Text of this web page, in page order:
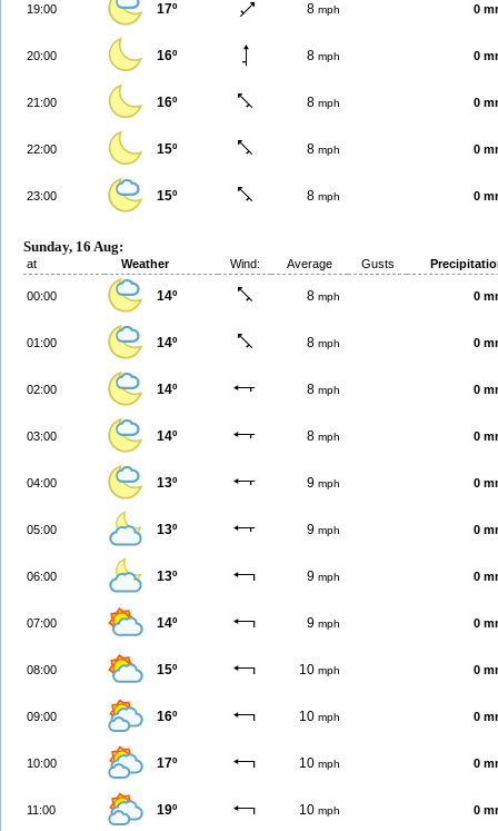
19:00 17º 8 mph 0
20:00 16º 8 mph 0
21:00 16º 8 mph 0
22:00 15º 8 mph 0
23:00 15º 8 mph 0
Sunday, 16 Aug:
at Weather Wind: Average Gusts
00:00 14º 8 mph 0
01:00 14º 8 mph 0
02:00 14º 8 mph 0
03:00 14º 8 mph 0
04:00 13º 9 mph 0
05:00 13º 9 mph 0
06:00 13º 9 mph 0
07:00 14º 9 mph 0
08:00 15º 10 mph 0
09:00 16º 10 mph 0
10:00 17º 10 mph 0
11:00 19º 10 mph 0